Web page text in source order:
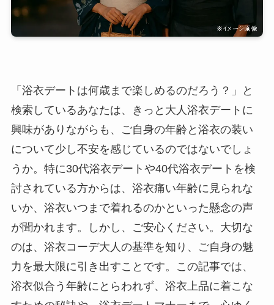
「浴衣デートは何歳まで楽しめるのだろう？」と
検索しているあなたは、きっと大人浴衣デートに
興味がありながらも、ご自身の年齢と浴衣の装い
について少し不安を感じているのではないでしょ
うか。特に30代浴衣デートや40代浴衣デートを検
討されている方からは、浴衣痛い年齢に見られな
いか、浴衣いつまで着れるのかといった懸念の声
が聞かれます。しかし、ご安心ください。大切な
のは、浴衣コーデ大人の基準を知り、ご自身の魅
力を最大限に引き出すことです。この記事では、
浴衣似合う年齢にとらわれず、浴衣上品に着こな